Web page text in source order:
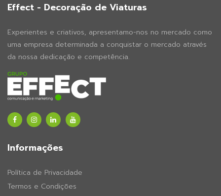
Effect - Decoração de Viaturas
Experientes e criativos, apresentamo-nos no mercado como
uma empresa determinada a conquistar o mercado através
da nossa dedicação e competência.
Informações
Política de Privacidade
Termos e Condições